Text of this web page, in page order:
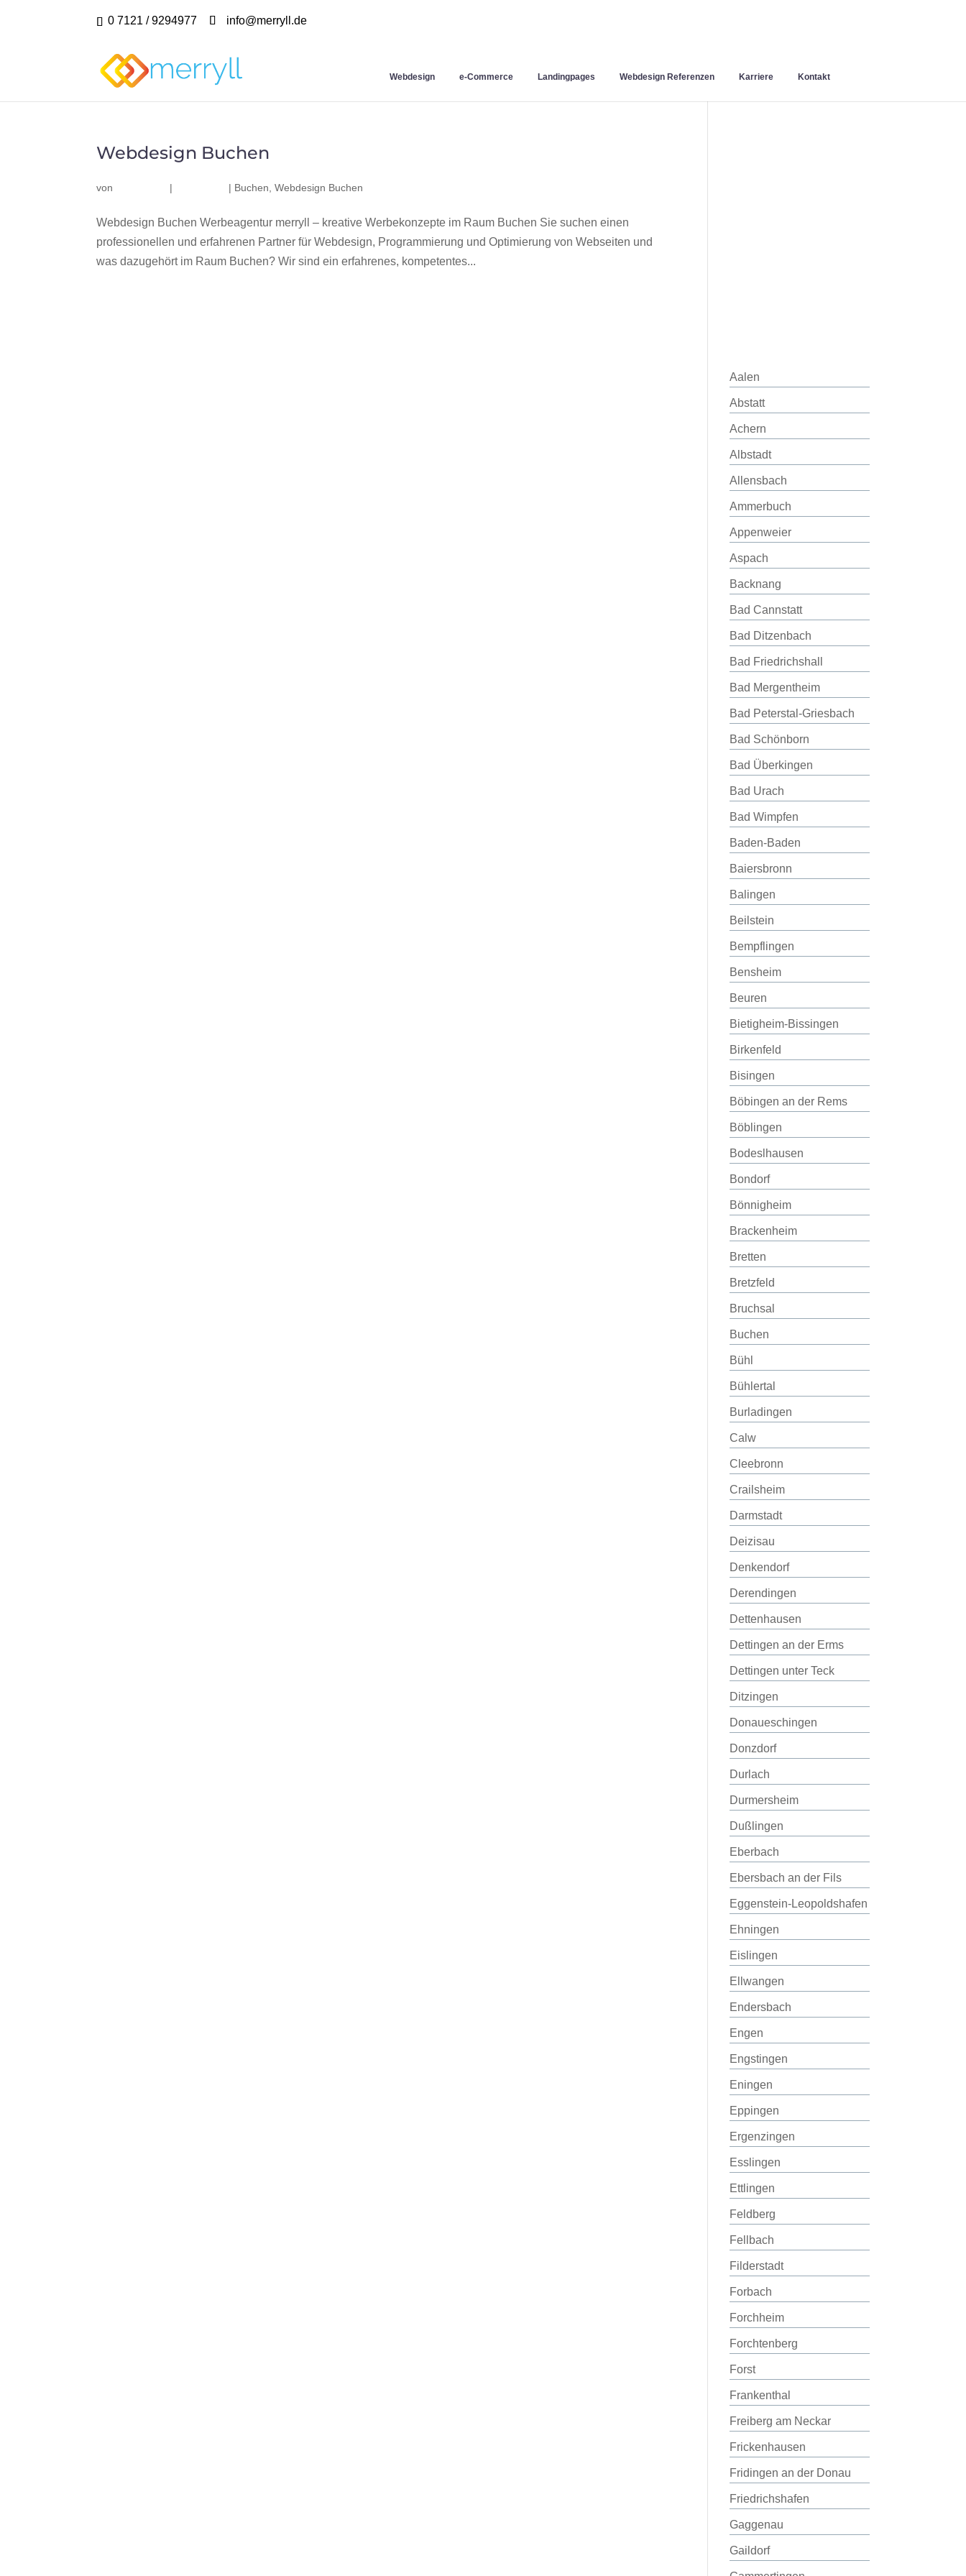
0 7121 / 9294977 info@merryll.de
Webdesign e-Commerce Landingpages Webdesign Referenzen Karriere Kontakt
Webdesign Buchen
von | | Buchen ,Webdesign Buchen
Webdesign Buchen Werbeagentur merryll – kreative Werbekonzepte im Raum Buchen Sie suchen einen
professionellen und erfahrenen Partner für Webdesign, Programmierung und Optimierung von Webseiten und
was dazugehört im Raum Buchen? Wir sind ein erfahrenes, kompetentes...
Aalen
Abstatt
Achern
Albstadt
Allensbach
Ammerbuch
Appenweier
Aspach
Backnang
Bad Cannstatt
Bad Ditzenbach
Bad Friedrichshall
Bad Mergentheim
Bad Peterstal-Griesbach
Bad Schönborn
Bad Überkingen
Bad Urach
Bad Wimpfen
Baden-Baden
Baiersbronn
Balingen
Beilstein
Bempflingen
Bensheim
Beuren
Bietigheim-Bissingen
Birkenfeld
Bisingen
Böbingen an der Rems
Böblingen
Bodeslhausen
Bondorf
Bönnigheim
Brackenheim
Bretten
Bretzfeld
Bruchsal
Buchen
Bühl
Bühlertal
Burladingen
Calw
Cleebronn
Crailsheim
Darmstadt
Deizisau
Denkendorf
Derendingen
Dettenhausen
Dettingen an der Erms
Dettingen unter Teck
Ditzingen
Donaueschingen
Donzdorf
Durlach
Durmersheim
Dußlingen
Eberbach
Ebersbach an der Fils
Eggenstein-Leopoldshafen
Ehningen
Eislingen
Ellwangen
Endersbach
Engen
Engstingen
Eningen
Eppingen
Ergenzingen
Esslingen
Ettlingen
Feldberg
Fellbach
Filderstadt
Forbach
Forchheim
Forchtenberg
Forst
Frankenthal
Freiberg am Neckar
Frickenhausen
Fridingen an der Donau
Friedrichshafen
Gaggenau
Gaildorf